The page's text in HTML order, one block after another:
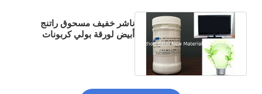
ناشر خفيف مسحوق راتنج
أبيض لورقة بولي كربونات